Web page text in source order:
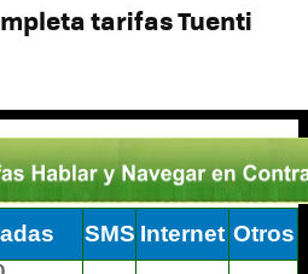
tarifas Tuenti